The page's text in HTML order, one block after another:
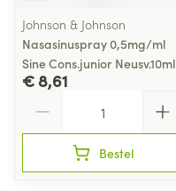
Johnson & Johnson
Nasasinuspray 0,5mg/ml
Sine Cons.junior Neusv.10ml
€ 8,61
Bestel